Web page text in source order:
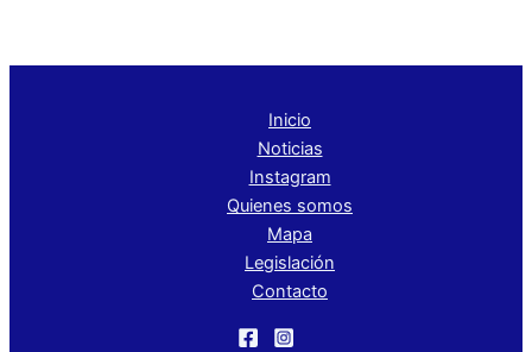
Inicio
Noticias
Instagram
Quienes somos
Mapa
Legislación
Contacto